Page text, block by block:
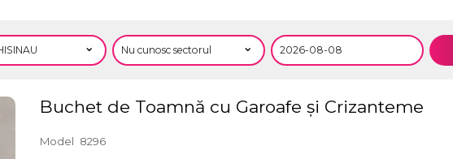
Buchet de Toamnă cu Garoafe și Crizanteme
Model 8296